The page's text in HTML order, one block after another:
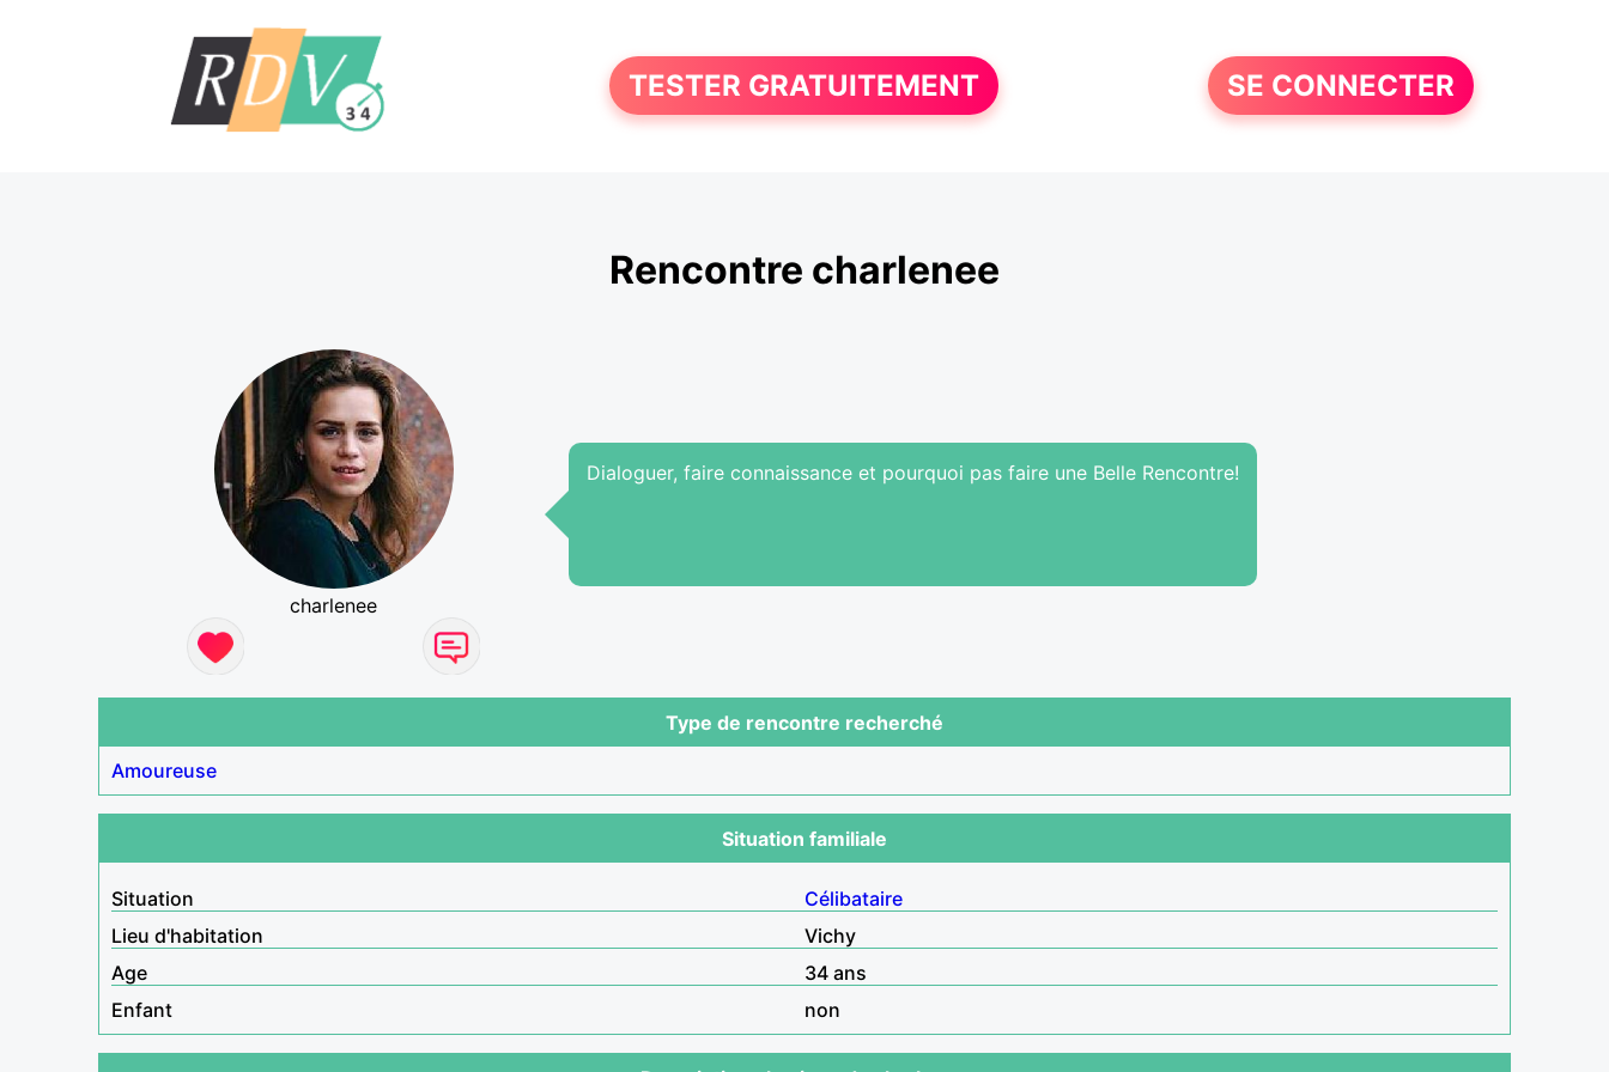
TESTER GRATUITEMENT SE CONNECTER
Rencontre charlenee
charlenee
Dialoguer, faire connaissance et pourquoi pas faire une Belle Rencontre!
Type de rencontre recherché
Amoureuse
Situation familiale
Situation
Célibataire
Lieu d'habitation
Vichy
Age
34 ans
Enfant
non